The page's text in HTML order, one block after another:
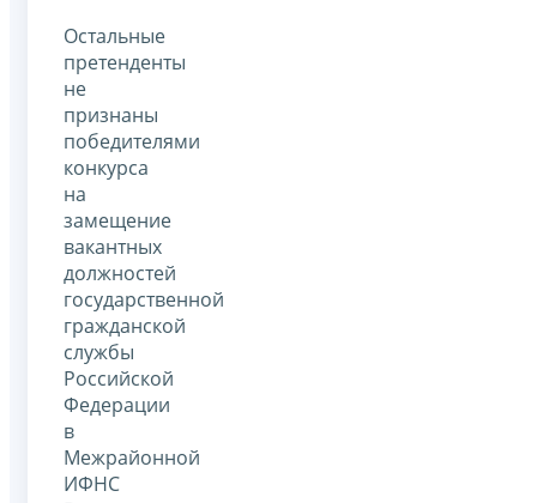
Остальные
претенденты
не
признаны
победителями
конкурса
на
замещение
вакантных
должностей
государственной
гражданской
службы
Российской
Федерации
в
Межрайонной
ИФНС